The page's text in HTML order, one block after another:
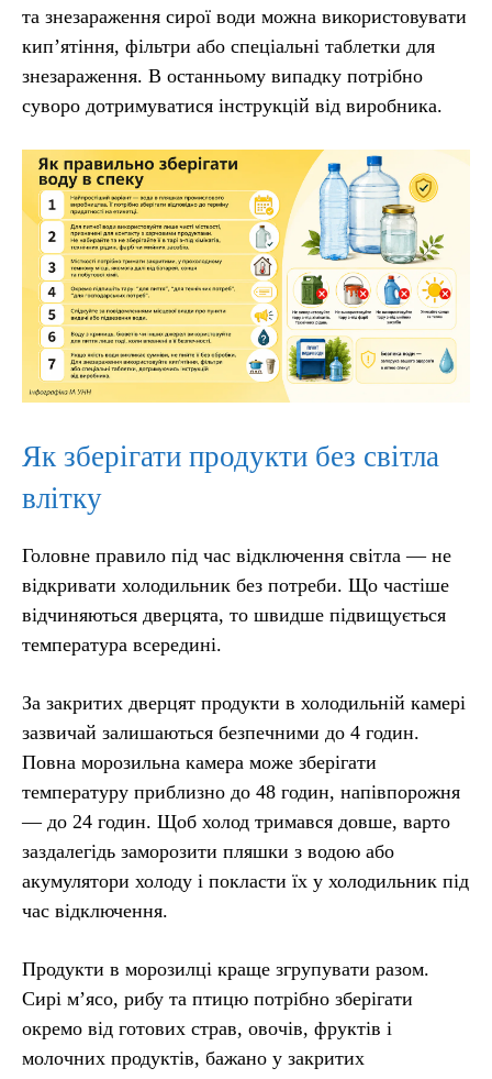
та знезараження сирої води можна використовувати
кип’ятіння, фільтри або спеціальні таблетки для
знезараження. В останньому випадку потрібно
суворо дотримуватися інструкцій від виробника.
Як зберігати продукти без світла
влітку
Головне правило під час відключення світла — не
відкривати холодильник без потреби. Що частіше
відчиняються дверцята, то швидше підвищується
температура всередині.
За закритих дверцят продукти в холодильній камері
зазвичай залишаються безпечними до 4 годин.
Повна морозильна камера може зберігати
температуру приблизно до 48 годин, напівпорожня
— до 24 годин. Щоб холод тримався довше, варто
заздалегідь заморозити пляшки з водою або
акумулятори холоду і покласти їх у холодильник під
час відключення.
Продукти в морозилці краще згрупувати разом.
Сирі м’ясо, рибу та птицю потрібно зберігати
окремо від готових страв, овочів, фруктів і
молочних продуктів, бажано у закритих